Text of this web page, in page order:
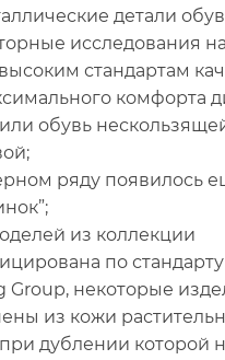
детали
исследования
стандартам
комфорта
обувь
ряду появилось
из коллекции
по
Group, некоторые
из кожи
дублении которой